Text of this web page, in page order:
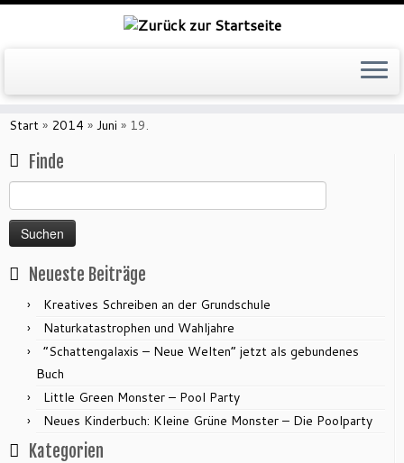
Zum
Inhalt
Start » 2014 » Juni » 19.
Finde
nach:
Neueste Beiträge
Kreatives Schreiben an der Grundschule
Naturkatastrophen und Wahljahre
“Schattengalaxis – Neue Welten” jetzt als gebundenes
Buch
Little Green Monster – Pool Party
Neues Kinderbuch: Kleine Grüne Monster – Die Poolparty
Kategorien